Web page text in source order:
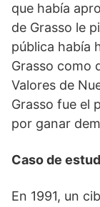
que había
de Grasso le
pública había
Grasso como
Valores de
Grasso fue el
por ganar
Caso de
En 1991, un